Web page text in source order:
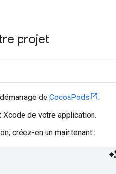
projet
de CocoaPods
.
de votre application.
créez-en un maintenant :